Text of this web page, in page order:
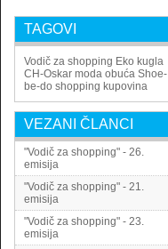
TAGOVI
Vodič za shopping Eko kugla
CH-Oskar moda obuća Shoe-
be-do shopping kupovina
VEZANI ČLANCI
"Vodič za shopping" - 26.
emisija
"Vodič za shopping" - 21.
emisija
"Vodič za shopping" - 23.
emisija